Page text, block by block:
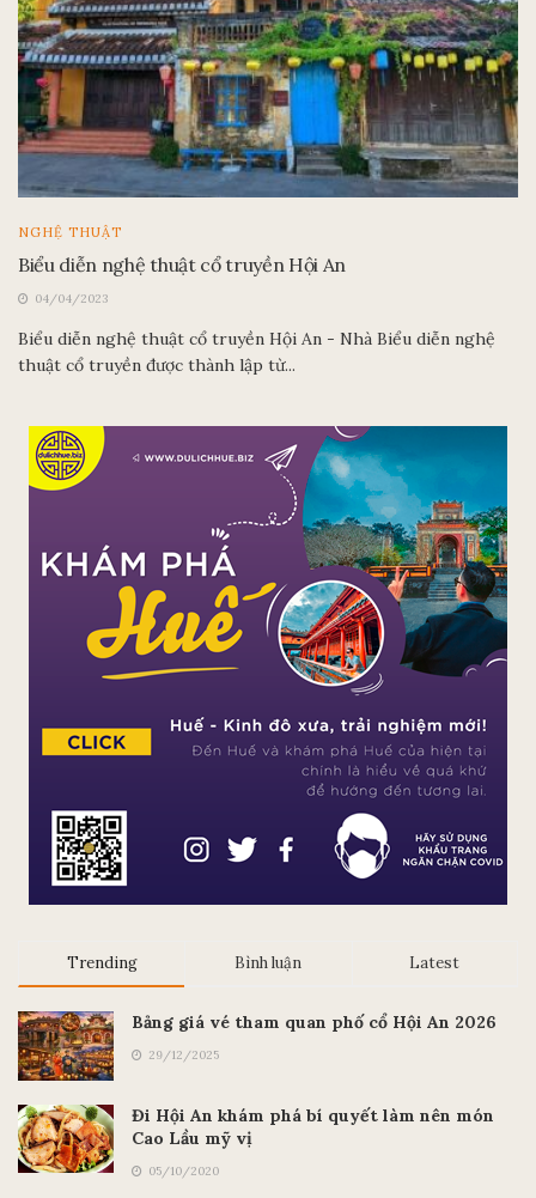
NGHỆ THUẬT
Biểu diễn nghệ thuật cổ truyền Hội An
04/04/2023
Biểu diễn nghệ thuật cổ truyền Hội An - Nhà Biểu diễn nghệ
thuật cổ truyền được thành lập từ...
Trending Bình luận Latest
Bảng giá vé tham quan phố cổ Hội An 2026
29/12/2025
Đi Hội An khám phá bí quyết làm nên món
Cao Lầu mỹ vị
05/10/2020